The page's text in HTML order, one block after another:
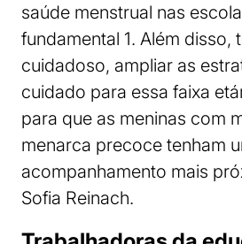
saúde menstrual nas
fundamental 1. Além disso,
cuidadoso, ampliar as
cuidado para essa faixa
para que as meninas com
menarca precoce tenham
acompanhamento mais
Sofia Reinach.